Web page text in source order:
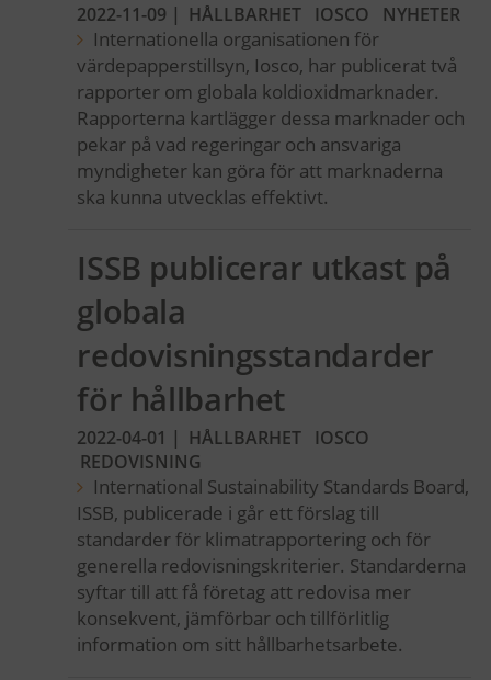
2022-11-09 | HÅLLBARHET IOSCO NYHETER
Internationella organisationen för
värdepapperstillsyn, Iosco, har publicerat två
rapporter om globala koldioxidmarknader.
Rapporterna kartlägger dessa marknader och
pekar på vad regeringar och ansvariga
myndigheter kan göra för att marknaderna
ska kunna utvecklas effektivt.
ISSB publicerar utkast på
globala
redovisningsstandarder
för hållbarhet
2022-04-01 | HÅLLBARHET
IOSCO
REDOVISNING
International Sustainability Standards Board,
ISSB, publicerade i går ett förslag till
standarder för klimatrapportering och för
generella redovisningskriterier. Standarderna
syftar till att få företag att redovisa mer
konsekvent, jämförbar och tillförlitlig
information om sitt hållbarhetsarbete.